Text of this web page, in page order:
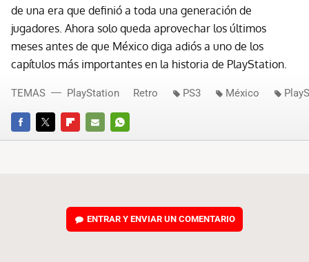
de una era que definió a toda una generación de
jugadores. Ahora solo queda aprovechar los últimos
meses antes de que México diga adiós a uno de los
capítulos más importantes en la historia de PlayStation.
FACEBOOKTWITTERFLIPBOARD
E-
WHATSAPP
TEMAS PlayStation Retro PS3 México
ENTRAR Y ENVIAR UN COMENTARIO